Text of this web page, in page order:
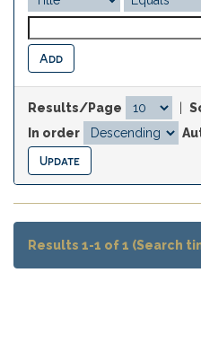
Results/Page
In order
Results 1-1 of 1 (Search